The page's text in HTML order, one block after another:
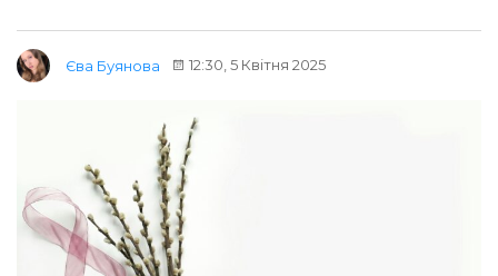
Єва Буянова 12:30, 5 Квітня 2025